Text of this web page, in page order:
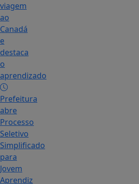
viagem
ao
Canadá
e
destaca
o
aprendizado
Prefeitura
abre
Processo
Seletivo
Simplificado
para
Jovem
Aprendiz